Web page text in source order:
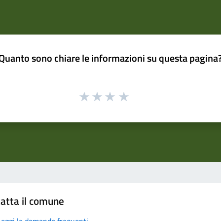
sono chiare le informazioni su questa
il comune